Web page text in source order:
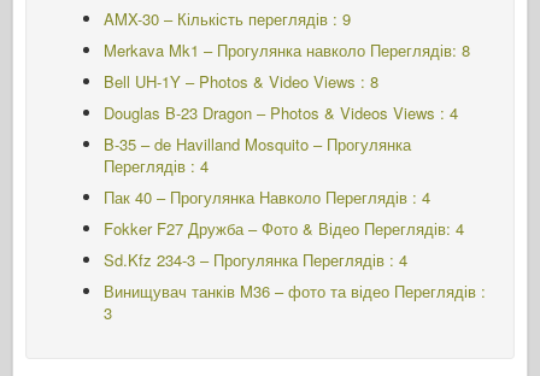
AMX-30 – Кількість переглядів : 9
Merkava Mk1 – Прогулянка навколо Переглядів: 8
Bell UH-1Y – Photos & Video Views : 8
Douglas B-23 Dragon – Photos & Videos Views : 4
B-35 – de Havilland Mosquito – Прогулянка
Переглядів : 4
Пак 40 – Прогулянка Навколо Переглядів : 4
Fokker F27 Дружба – Фото & Відео Переглядів: 4
Sd.Kfz 234-3 – Прогулянка Переглядів : 4
Винищувач танків M36 – фото та відео Переглядів :
3